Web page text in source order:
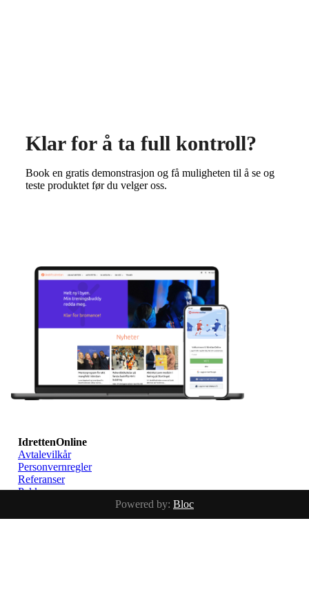
Klar for å ta full kontroll?
Book en gratis demonstrasjon og få muligheten til å se og
teste produktet før du velger oss.
IdrettenOnline
Avtalevilkår
Personvernregler
Referanser
Pakker
Powered by: Bloc